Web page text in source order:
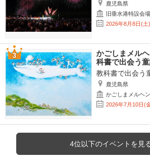
鹿児島県
旧垂水港特設会場
2026年8月8日(土)
かごしまメル
科書で出会う童
教科書で出会う
鹿児島県
かごしまメルヘ
2026年7月10日(
4位以下のイベントを見